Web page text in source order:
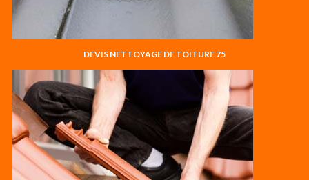
DEVIS NETTOYAGE DE TOITURE 75